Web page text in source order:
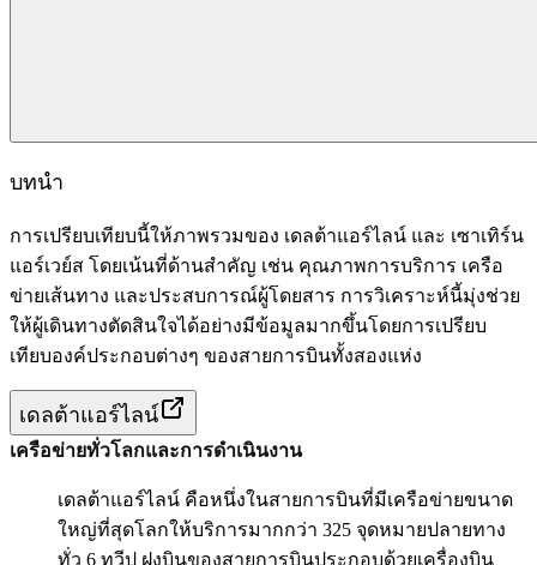
บทนำ
การเปรียบเทียบนี้ให้ภาพรวมของ เดลต้าแอร์ไลน์ และ เซาเทิร์น
แอร์เวย์ส โดยเน้นที่ด้านสำคัญ เช่น คุณภาพการบริการ เครือ
ข่ายเส้นทาง และประสบการณ์ผู้โดยสาร การวิเคราะห์นี้มุ่งช่วย
ให้ผู้เดินทางตัดสินใจได้อย่างมีข้อมูลมากขึ้นโดยการเปรียบ
เทียบองค์ประกอบต่างๆ ของสายการบินทั้งสองแห่ง
เดลต้าแอร์ไลน์
เครือข่ายทั่วโลกและการดำเนินงาน
เดลต้าแอร์ไลน์ คือหนึ่งในสายการบินที่มีเครือข่ายขนาด
ใหญ่ที่สุดโลกให้บริการมากกว่า 325 จุดหมายปลายทาง
ทั่ว 6 ทวีป ฝูงบินของสายการบินประกอบด้วยเครื่องบิน